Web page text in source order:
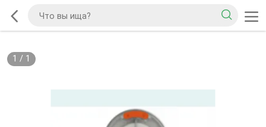
1 / 1